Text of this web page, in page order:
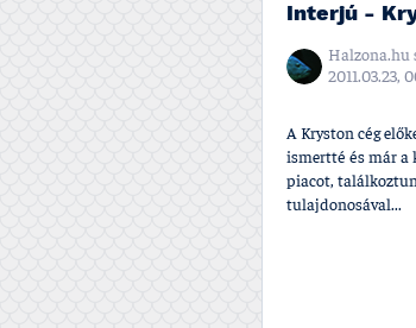
Interjú -
Halzona.hu
2011.03.23,
A Kryston cég
ismertté és már a
piacot,
tulajdonosával...